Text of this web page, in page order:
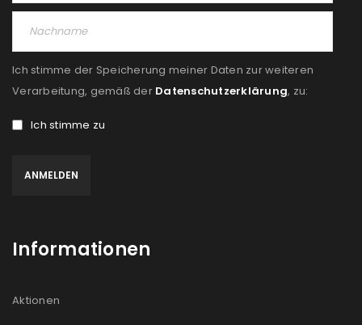
Ich stimme der Speicherung meiner Daten zur weiteren
Verarbeitung, gemäß der Datenschutzerklärung, zu:
Ich stimme zu
Informationen
Aktionen